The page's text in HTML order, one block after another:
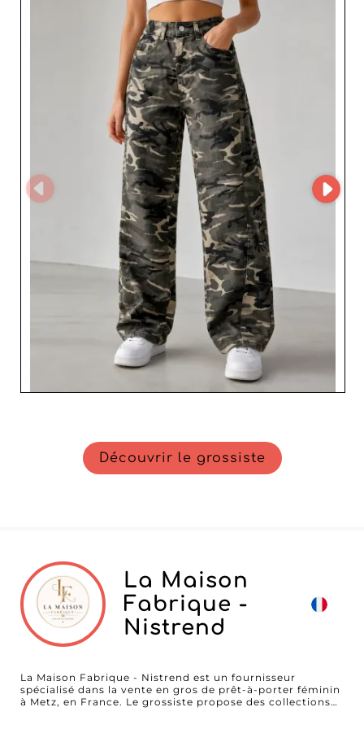
sur My Fashion Wholesaler, les détaillants peuvent
demander un accès au MicroStore du fournisseur et
développer un partenariat avec un spécialiste du prêt-à-
porter féminin en Allemagne.
Découvrir le grossiste
La Maison
Fabrique -
Nistrend
La Maison Fabrique - Nistrend est un fournisseur
spécialisé dans la vente en gros de prêt-à-porter féminin
à Metz, en France. Le grossiste propose des collections